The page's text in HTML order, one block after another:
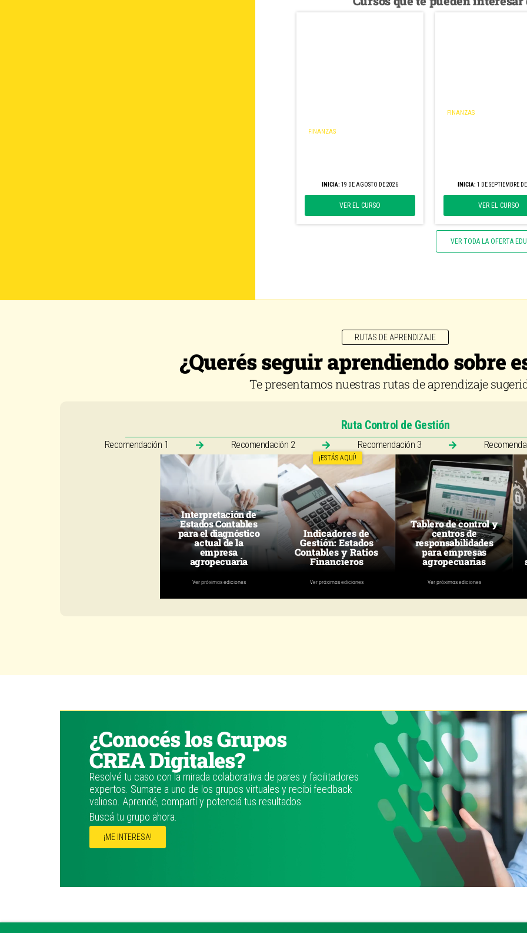
FINANZAS
INICIA: 19 DE AGOSTO DE 2026
VER EL CURSO
FINANZAS
INICIA: 1 DE SEPTIEMBRE
VER EL CURSO
VER TODA LA OFERTA
RUTAS DE APRENDIZAJE
¿Querés seguir aprendiendo sobre
Te presentamos nuestras rutas de aprendizaje
Ruta Control de Gestión
Recomendación 1 Recomendación 2 Recomendación 3
Interpretación de
Estados Contables
para el diagnóstico
actual de la
empresa
agropecuaria
Ver próximas ediciones
¡ESTÁS AQUÍ!
Indicadores de
Gestión: Estados
Contables y Ratios
Financieros
Ver próximas ediciones
Tablero de control y
centros de
responsabilidades
para empresas
agropecuarias
Ver próximas ediciones
¿Conocés los Grupos
CREA Digitales?
Resolvé tu caso con la mirada colaborativa de pares y facilitadores
expertos. Sumate a uno de los grupos virtuales y recibí feedback
valioso. Aprendé, compartí y potenciá tus resultados.
Buscá tu grupo ahora.
¡ME INTERESA!